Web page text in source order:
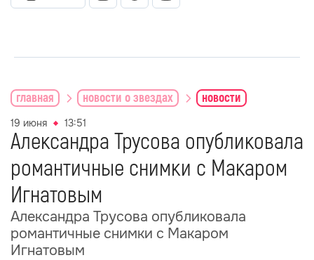
главная новости о звездах новости
19 июня 13:51
Александра Трусова опубликовала
романтичные снимки с Макаром
Игнатовым
Александра Трусова опубликовала
романтичные снимки с Макаром
Игнатовым